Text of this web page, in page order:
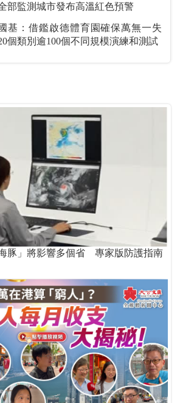
部監測城市發布高溫紅色預警
基：借鑑啟德體育園確保萬無一失
個類別逾100個不同規模演練和測試
豚」將影響多個省 專家版防護指南